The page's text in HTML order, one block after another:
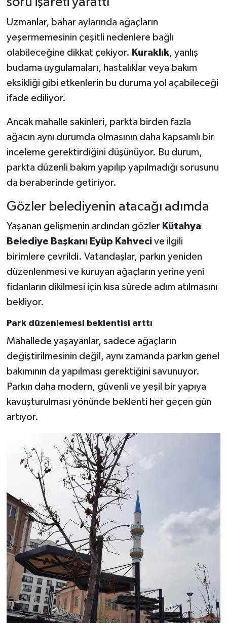
Uzmanlar, bahar aylarında ağaçların
yeşermemesinin çeşitli nedenlere bağlı
olabileceğine dikkat çekiyor. Kuraklık, yanlış
budama uygulamaları, hastalıklar veya bakım
eksikliği gibi etkenlerin bu duruma yol açabileceği
ifade ediliyor.
Ancak mahalle sakinleri, parkta birden fazla
ağacın aynı durumda olmasının daha kapsamlı bir
inceleme gerektirdiğini düşünüyor. Bu durum,
parkta düzenli bakım yapılıp yapılmadığı sorusunu
da beraberinde getiriyor.
Gözler belediyenin atacağı adımda
Yaşanan gelişmenin ardından gözler Kütahya
Belediye Başkanı Eyüp Kahvecive ilgili
birimlere çevrildi. Vatandaşlar, parkın yeniden
düzenlenmesi ve kuruyan ağaçların yerine yeni
fidanların dikilmesi için kısa sürede adım atılmasını
bekliyor.
Park düzenlemesi beklentisi arttı
Mahallede yaşayanlar, sadece ağaçların
değiştirilmesinin değil, aynı zamanda parkın genel
bakımının da yapılması gerektiğini savunuyor.
Parkın daha modern, güvenli ve yeşil bir yapıya
kavuşturulması yönünde beklenti her geçen gün
artıyor.